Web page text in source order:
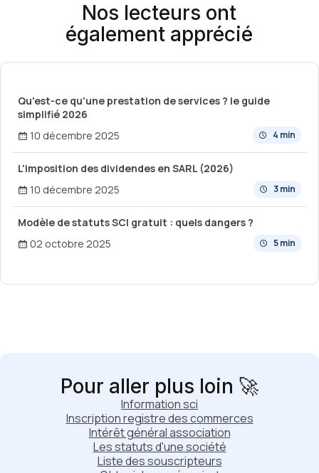
Nos lecteurs ont
également apprécié
Qu'est-ce qu'une prestation de services ? le guide
simplifié 2026
4 min
10 décembre 2025
L'imposition des dividendes en SARL (2026)
3 min
10 décembre 2025
Modèle de statuts SCI gratuit : quels dangers ?
5 min
02 octobre 2025
Pour aller plus loin 🚀
Information sci
Inscription registre des commerces
Intérêt général association
Les statuts d'une société
Liste des souscripteurs